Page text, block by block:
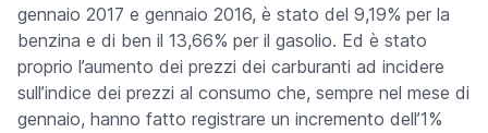
gennaio 2017 e gennaio 2016, è stato del 9,19% per la
benzina e di ben il 13,66% per il gasolio. Ed è stato
proprio l’aumento dei prezzi dei carburanti ad incidere
sull’indice dei prezzi al consumo che, sempre nel mese di
gennaio, hanno fatto registrare un incremento dell’1%